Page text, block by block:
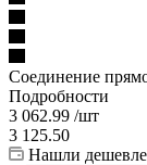
Соединение
Подробности
3 062.99 /шт
3 125.50
Нашли